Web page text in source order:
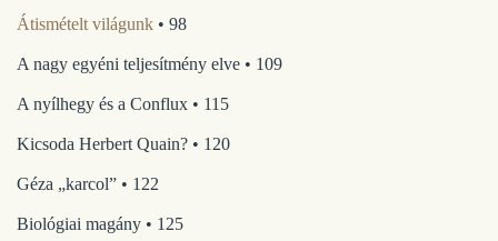
Átismételt világunk • 98
A nagy egyéni teljesítmény elve • 109
A nyílhegy és a Conflux • 115
Kicsoda Herbert Quain? • 120
Géza „karcol” • 122
Biológiai magány • 125